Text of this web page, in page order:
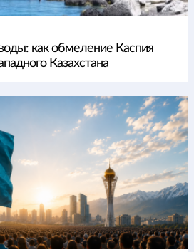
как обмеление Каспия
Казахстана